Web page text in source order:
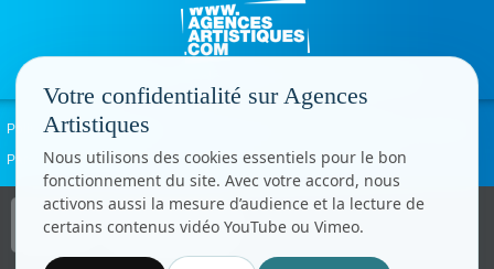
Politique de confidentialité
Paramètres cookies
Copyright © CC.Comunication
Tous droits réservés
Votre confidentialité sur Agences
Artistiques
Nous utilisons des cookies essentiels pour le bon
fonctionnement du site. Avec votre accord, nous
activons aussi la mesure d’audience et la lecture de
certains contenus vidéo YouTube ou Vimeo.